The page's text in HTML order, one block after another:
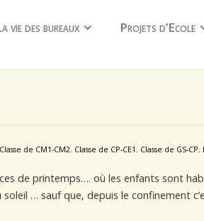
vie des bureaux Projets d’Ecole
Classe de CM1-CM2, Classe de CP-CE1, Classe de GS-CP,
de printemps…. où les enfants sont
… sauf que, depuis le confinement